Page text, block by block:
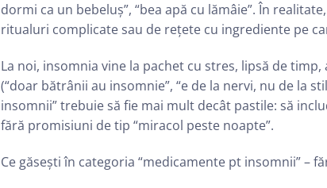
dormi ca un bebeluș”, “bea apă cu lămâie”. În
ritualuri complicate sau de rețete cu ingrediente pe
La noi, insomnia vine la pachet cu stres, lipsă de
(“doar bătrânii au insomnie”, “e de la nervi, nu de la
insomnii” trebuie să fie mai mult decât pastile: să
fără promisiuni de tip “miracol peste noapte”.
Ce găsești în categoria “medicamente pt insomnii” –